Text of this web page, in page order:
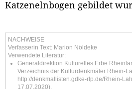
Katzenelnbogen gebildet
NACHWEISE
Verfasserin Text: Marion Nöldeke
Verwendete Literatur:
Generaldirektion Kulturelles Erbe
Verzeichnis der Kulturdenkmäler Rhein-
http://denkmallisten.gdke-rlp.de/Rhein-
17.07.2020).